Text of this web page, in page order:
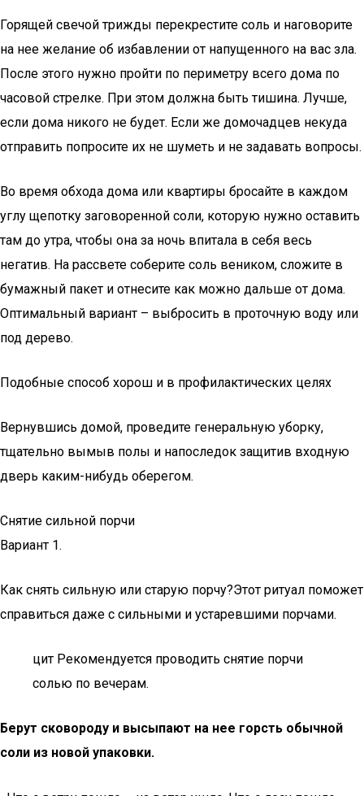
Горящей свечой трижды перекрестите соль и наговорите
на нее желание об избавлении от напущенного на вас зла.
После этого нужно пройти по периметру всего дома по
часовой стрелке. При этом должна быть тишина. Лучше,
если дома никого не будет. Если же домочадцев некуда
отправить попросите их не шуметь и не задавать вопросы.
Во время обхода дома или квартиры бросайте в каждом
углу щепотку заговоренной соли, которую нужно оставить
там до утра, чтобы она за ночь впитала в себя весь
негатив. На рассвете соберите соль веником, сложите в
бумажный пакет и отнесите как можно дальше от дома.
Оптимальный вариант – выбросить в проточную воду или
под дерево.
Подобные способ хорош и в профилактических целях
Вернувшись домой, проведите генеральную уборку,
тщательно вымыв полы и напоследок защитив входную
дверь каким-нибудь оберегом.
Снятие сильной порчи
Вариант 1.
Как снять сильную или старую порчу?Этот ритуал поможет
справиться даже с сильными и устаревшими порчами.
цит Рекомендуется проводить снятие порчи
солью по вечерам.
Берут сковороду и высыпают на нее горсть обычной
соли из новой упаковки.